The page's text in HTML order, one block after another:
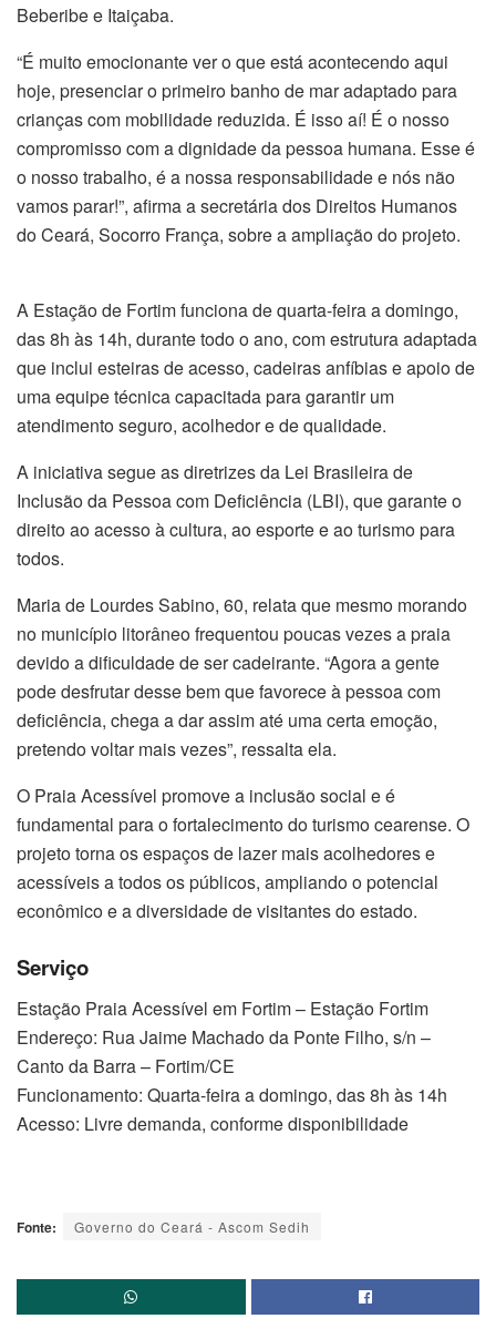
Beberibe e Itaiçaba.
“É muito emocionante ver o que está acontecendo aqui
hoje, presenciar o primeiro banho de mar adaptado para
crianças com mobilidade reduzida. É isso aí! É o nosso
compromisso com a dignidade da pessoa humana. Esse é
o nosso trabalho, é a nossa responsabilidade e nós não
vamos parar!”, afirma a secretária dos Direitos Humanos
do Ceará, Socorro França, sobre a ampliação do projeto.
A Estação de Fortim funciona de quarta-feira a domingo,
das 8h às 14h, durante todo o ano, com estrutura adaptada
que inclui esteiras de acesso, cadeiras anfíbias e apoio de
uma equipe técnica capacitada para garantir um
atendimento seguro, acolhedor e de qualidade.
A iniciativa segue as diretrizes da Lei Brasileira de
Inclusão da Pessoa com Deficiência (LBI), que garante o
direito ao acesso à cultura, ao esporte e ao turismo para
todos.
Maria de Lourdes Sabino, 60, relata que mesmo morando
no município litorâneo frequentou poucas vezes a praia
devido a dificuldade de ser cadeirante. “Agora a gente
pode desfrutar desse bem que favorece à pessoa com
deficiência, chega a dar assim até uma certa emoção,
pretendo voltar mais vezes”, ressalta ela.
O Praia Acessível promove a inclusão social e é
fundamental para o fortalecimento do turismo cearense. O
projeto torna os espaços de lazer mais acolhedores e
acessíveis a todos os públicos, ampliando o potencial
econômico e a diversidade de visitantes do estado.
Serviço
Estação Praia Acessível em Fortim – Estação Fortim
Endereço: Rua Jaime Machado da Ponte Filho, s/n –
Canto da Barra – Fortim/CE
Funcionamento: Quarta-feira a domingo, das 8h às 14h
Acesso: Livre demanda, conforme disponibilidade
Fonte: Governo do Ceará - Ascom Sedih